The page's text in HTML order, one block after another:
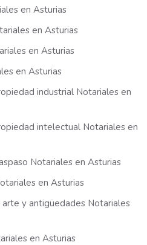
en Asturias
en Asturias
en Asturias
en Asturias
industrial Notariales en
intelectual Notariales en
Notariales en Asturias
en Asturias
y antigüedades Notariales
en Asturias